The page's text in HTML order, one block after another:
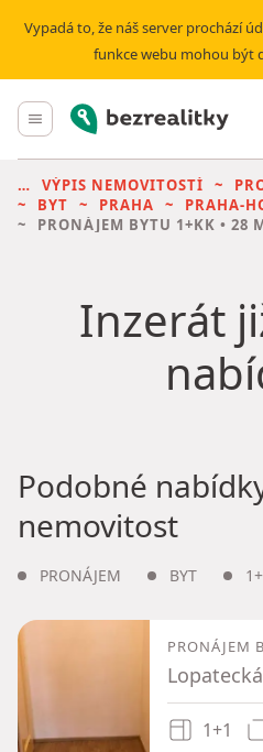
Vypadá to, že náš server prochází
funkce webu mohou být
Hlavní menu
Bezrealitky
VÝPIS NEMOVITOSTÍ
BYT
PRAHA
PRAHA-
PRONÁJEM BYTU 1+KK • 28 M²
Inzerát
Podobné
nemovitost
PRONÁJEM BYT
PRONÁJEM
1+1